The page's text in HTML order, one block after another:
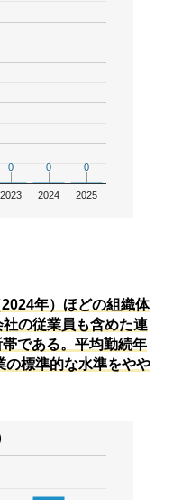
2023 2024 2025
0
0 0
0 0
0
年）ほどの組織体
の従業員も含めた連
である。平均勤続年
の標準的な水準をやや